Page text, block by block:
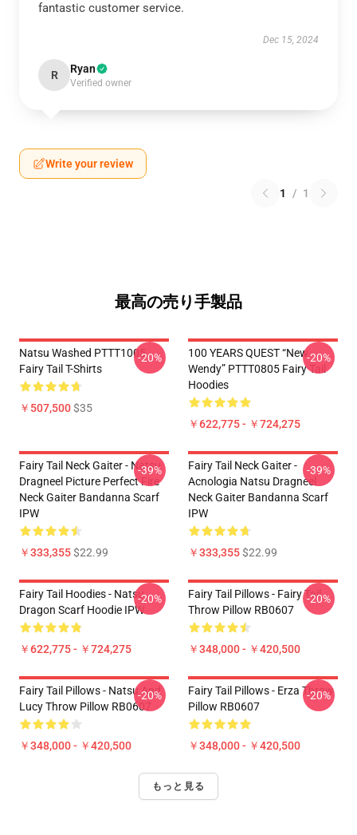
fantastic customer service.
Dec 15, 2024
R Ryan
Verified owner
Write your review
1 / 1
最高の売り手製品
Natsu Washed PTTT1005
Fairy Tail T-Shirts
￥507,500$35
-20%
100 YEARS QUEST “New
Wendy” PTTT0805 Fairy Tail
Hoodies
￥622,775 - ￥724,275
-20%
Fairy Tail Neck Gaiter - Natsu
Dragneel Picture Perfect Fire
Neck Gaiter Bandanna Scarf
IPW
￥333,355$22.99
-39%
Fairy Tail Neck Gaiter -
Acnologia Natsu Dragneel
Neck Gaiter Bandanna Scarf
IPW
￥333,355$22.99
-39%
Fairy Tail Hoodies - Natsu
Dragon Scarf Hoodie IPW
￥622,775 - ￥724,275
-20%
Fairy Tail Pillows - Fairy Tail
Throw Pillow RB0607
￥348,000 - ￥420,500
-20%
Fairy Tail Pillows - Natsu And
Lucy Throw Pillow RB0607
￥348,000 - ￥420,500
-20%
Fairy Tail Pillows - Erza Throw
Pillow RB0607
￥348,000 - ￥420,500
-20%
もっと見る